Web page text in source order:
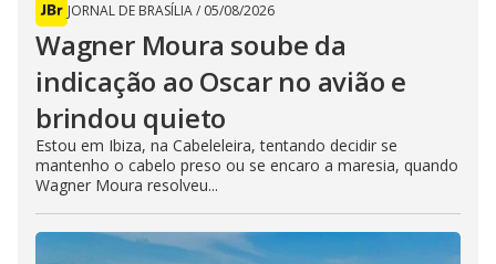
JORNAL DE BRASÍLIA/ 05/08/2026
Wagner Moura soube da
indicação ao Oscar no avião e
brindou quieto
Estou em Ibiza, na Cabeleleira, tentando decidir se
mantenho o cabelo preso ou se encaro a maresia, quando
Wagner Moura resolveu...